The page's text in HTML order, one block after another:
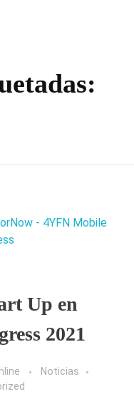
Up en
2021
Noticias